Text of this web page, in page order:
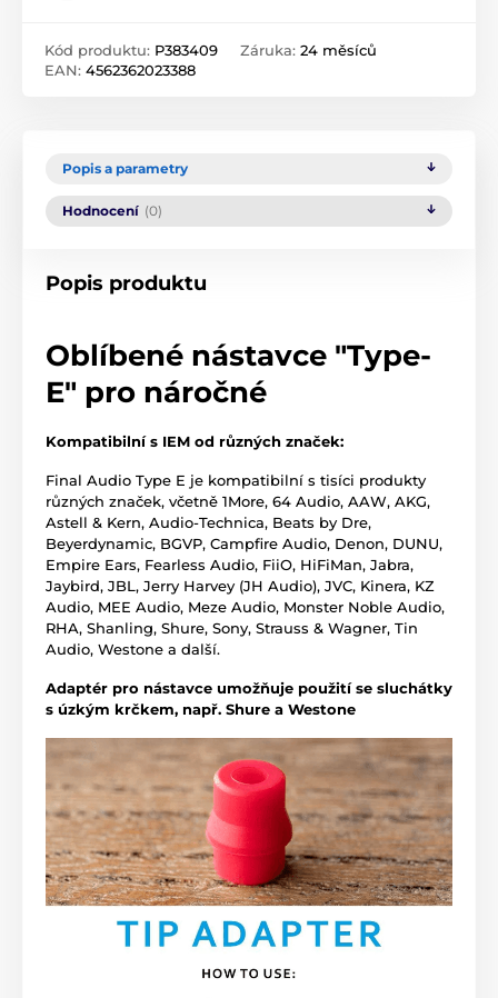
Kód produktu: P383409
EAN: 4562362023388
Záruka: 24 měsíců
Popis a parametry
Hodnocení (0)
Popis produktu
Oblíbené nástavce "Type-
E" pro náročné
Kompatibilní s IEM od různých značek:
Final Audio Type E je kompatibilní s tisíci produkty
různých značek, včetně 1More, 64 Audio, AAW, AKG,
Astell & Kern, Audio-Technica, Beats by Dre,
Beyerdynamic, BGVP, Campfire Audio, Denon, DUNU,
Empire Ears, Fearless Audio, FiiO, HiFiMan, Jabra,
Jaybird, JBL, Jerry Harvey (JH Audio), JVC, Kinera, KZ
Audio, MEE Audio, Meze Audio, Monster Noble Audio,
RHA, Shanling, Shure, Sony, Strauss & Wagner, Tin
Audio, Westone a další.
Adaptér pro nástavce umožňuje použití se sluchátky
s úzkým krčkem, např. Shure a Westone